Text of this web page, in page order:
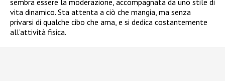
sembra essere la moderazione, accompagnata da uno stile di
vita dinamico. Sta attenta a ciò che mangia, ma senza
privarsi di qualche cibo che ama, e si dedica costantemente
all’attività fisica.